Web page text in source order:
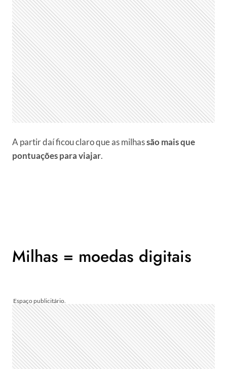
A partir daí ficou claro que as milhassão mais que
pontuações para viajar.
Milhas = moedas digitais